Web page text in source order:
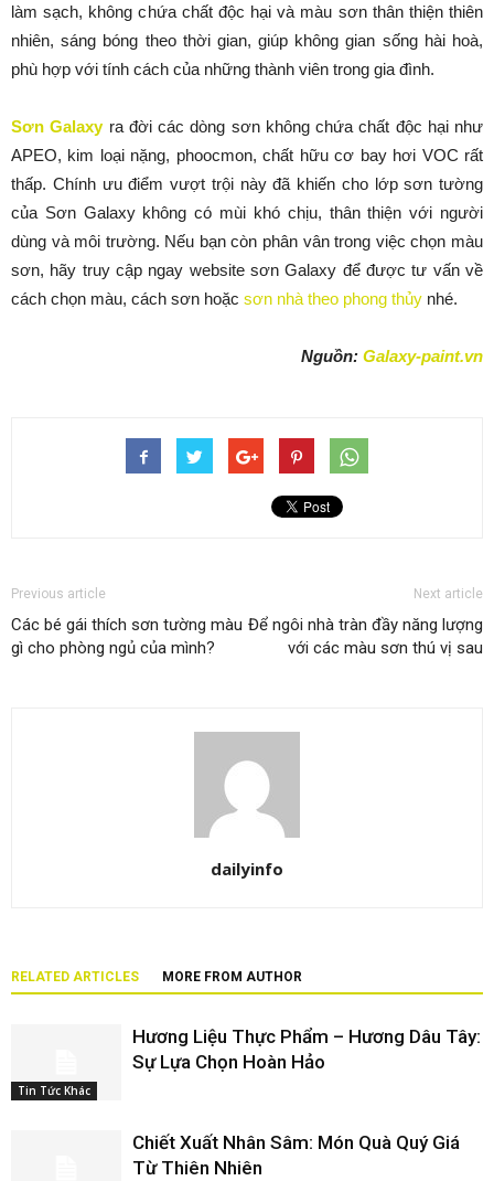
làm sạch, không chứa chất độc hại và màu sơn thân thiện thiên
nhiên, sáng bóng theo thời gian, giúp không gian sống hài hoà,
phù hợp với tính cách của những thành viên trong gia đình.
Sơn Galaxy ra đời các dòng sơn không chứa chất độc hại như
APEO, kim loại nặng, phoocmon, chất hữu cơ bay hơi VOC rất
thấp. Chính ưu điểm vượt trội này đã khiến cho lớp sơn tường
của Sơn Galaxy không có mùi khó chịu, thân thiện với người
dùng và môi trường. Nếu bạn còn phân vân trong việc chọn màu
sơn, hãy truy cập ngay website sơn Galaxy để được tư vấn về
cách chọn màu, cách sơn hoặc sơn nhà theo phong thủy nhé.
Nguồn: Galaxy-paint.vn
Previous article
Các bé gái thích sơn tường màu
gì cho phòng ngủ của mình?
Next article
Để ngôi nhà tràn đầy năng lượng
với các màu sơn thú vị sau
dailyinfo
RELATED ARTICLES MORE FROM AUTHOR
Tin Tức Khác
Hương Liệu Thực Phẩm – Hương Dâu Tây:
Sự Lựa Chọn Hoàn Hảo
Chiết Xuất Nhân Sâm: Món Quà Quý Giá
Từ Thiên Nhiên